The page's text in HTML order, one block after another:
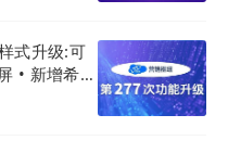
式升级:可
• 新增希腊